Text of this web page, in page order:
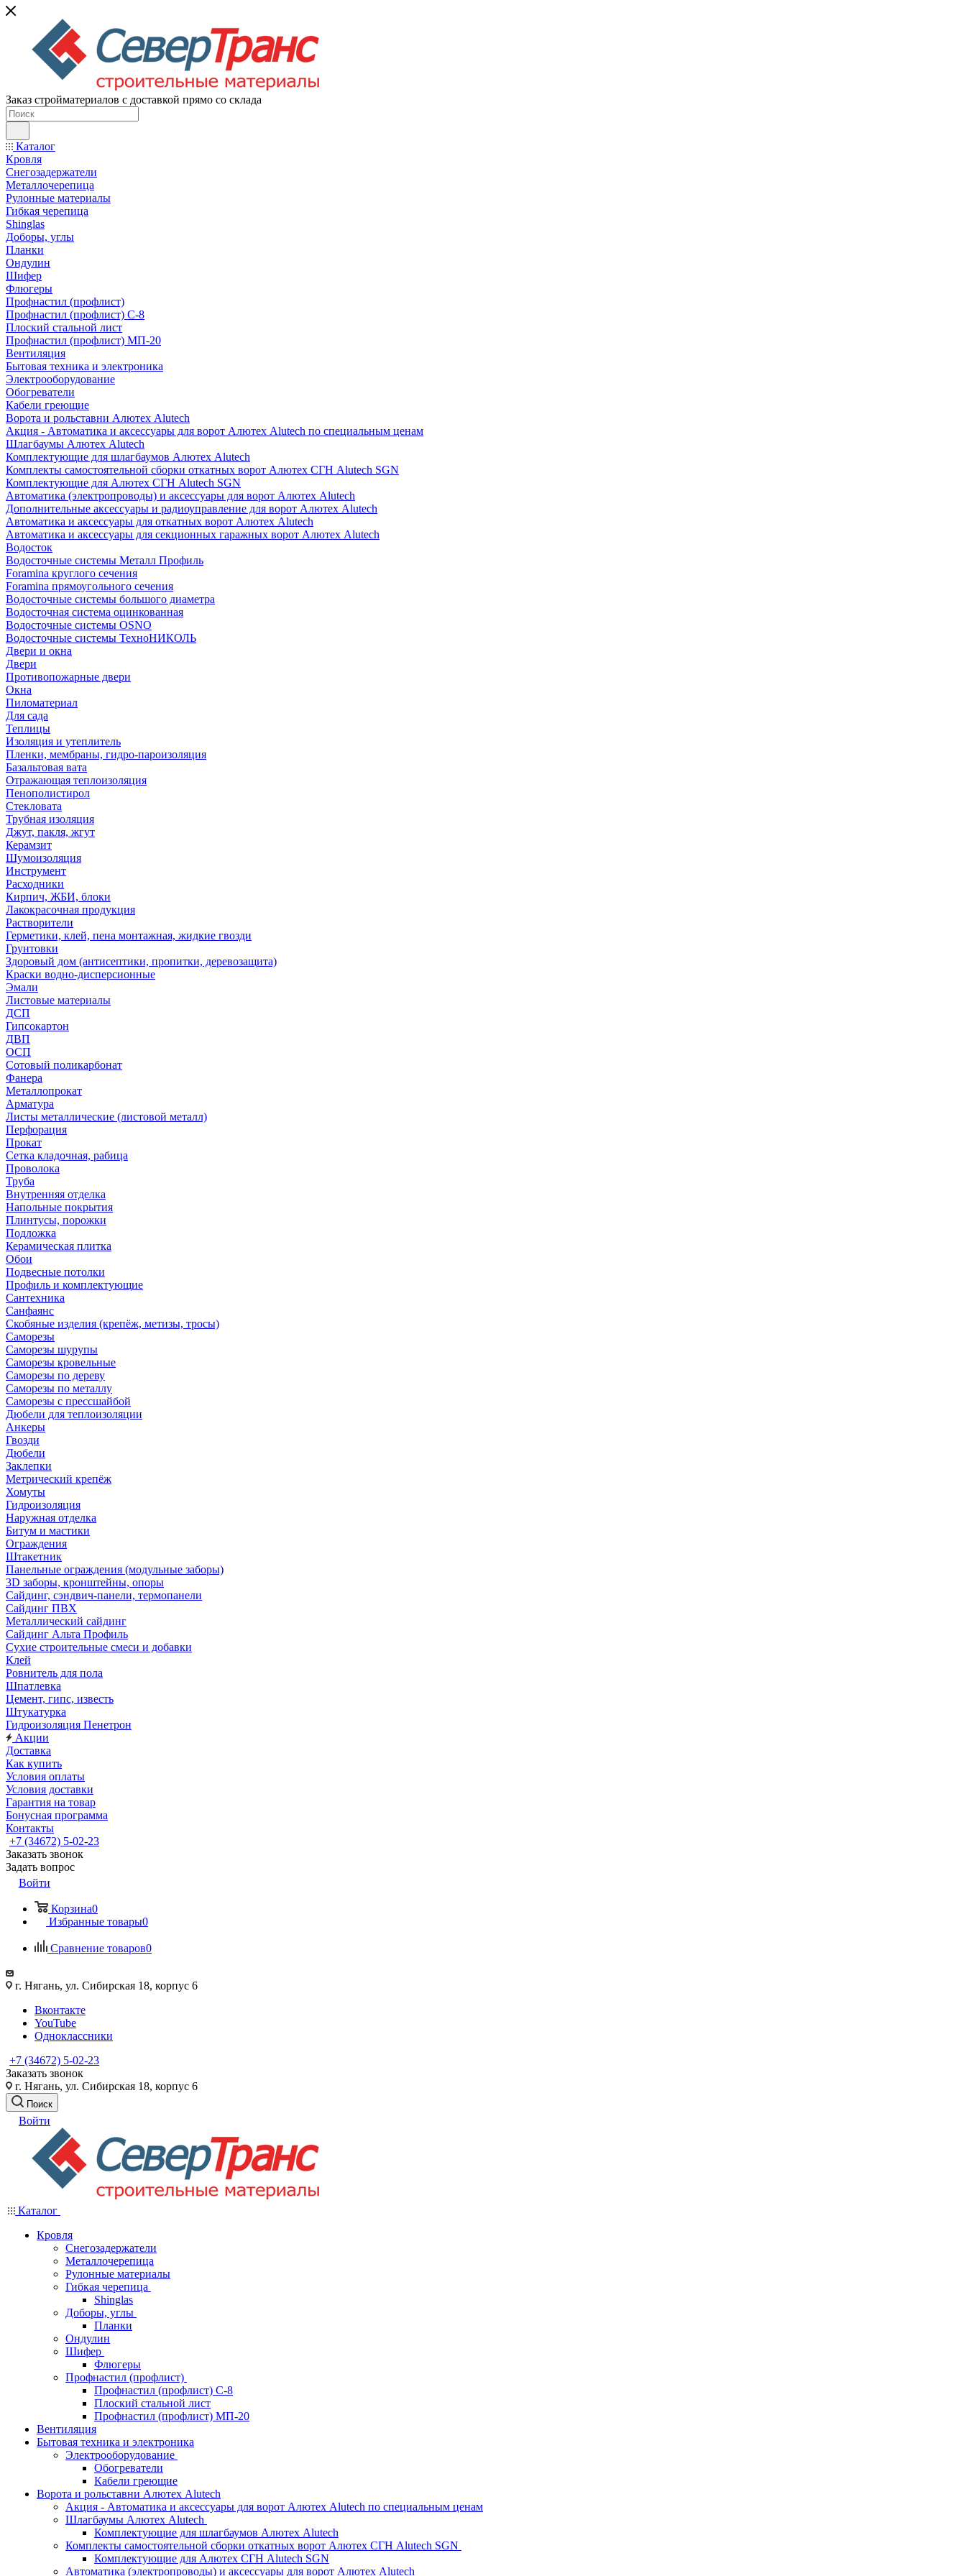
Заказ стройматериалов с доставкой прямо со склада
Каталог
Кровля
Снегозадержатели
Металлочерепица
Рулонные материалы
Гибкая черепица
Shinglas
Доборы, углы
Планки
Ондулин
Шифер
Флюгеры
Профнастил (профлист)
Профнастил (профлист) С-8
Плоский стальной лист
Профнастил (профлист) МП-20
Вентиляция
Бытовая техника и электроника
Электрооборудование
Обогреватели
Кабели греющие
Ворота и рольставни Алютех Alutech
Акция - Автоматика и аксессуары для ворот Алютех Alutech по специальным ценам
Шлагбаумы Алютех Alutech
Комплектующие для шлагбаумов Алютех Alutech
Комплекты самостоятельной сборки откатных ворот Алютех СГН Alutech SGN
Комплектующие для Алютех СГН Alutech SGN
Автоматика (электропроводы) и аксессуары для ворот Алютех Alutech
Дополнительные аксессуары и радиоуправление для ворот Алютех Alutech
Автоматика и аксессуары для откатных ворот Алютех Alutech
Автоматика и аксессуары для секционных гаражных ворот Алютех Alutech
Водосток
Водосточные системы Металл Профиль
Foramina круглого сечения
Foramina прямоугольного сечения
Водосточные системы большого диаметра
Водосточная система оцинкованная
Водосточные системы OSNO
Водосточные системы ТехноНИКОЛЬ
Двери и окна
Двери
Противопожарные двери
Окна
Пиломатериал
Для сада
Теплицы
Изоляция и утеплитель
Пленки, мембраны, гидро-пароизоляция
Базальтовая вата
Отражающая теплоизоляция
Пенополистирол
Стекловата
Трубная изоляция
Джут, пакля, жгут
Керамзит
Шумоизоляция
Инструмент
Расходники
Кирпич, ЖБИ, блоки
Лакокрасочная продукция
Растворители
Герметики, клей, пена монтажная, жидкие гвозди
Грунтовки
Здоровый дом (антисептики, пропитки, деревозащита)
Краски водно-дисперсионные
Эмали
Листовые материалы
ДСП
Гипсокартон
ДВП
ОСП
Сотовый поликарбонат
Фанера
Металлопрокат
Арматура
Листы металлические (листовой металл)
Перфорация
Прокат
Сетка кладочная, рабица
Проволока
Труба
Внутренняя отделка
Напольные покрытия
Плинтусы, порожки
Подложка
Керамическая плитка
Обои
Подвесные потолки
Профиль и комплектующие
Сантехника
Санфаянс
Скобяные изделия (крепёж, метизы, тросы)
Саморезы
Саморезы шурупы
Саморезы кровельные
Саморезы по дереву
Саморезы по металлу
Саморезы с прессшайбой
Дюбели для теплоизоляции
Анкеры
Гвозди
Дюбели
Заклепки
Метрический крепёж
Хомуты
Гидроизоляция
Наружная отделка
Битум и мастики
Ограждения
Штакетник
Панельные ограждения (модульные заборы)
3D заборы, кронштейны, опоры
Cайдинг, сэндвич-панели, термопанели
Сайдинг ПВХ
Металлический сайдинг
Сайдинг Альта Профиль
Сухие строительные смеси и добавки
Клей
Ровнитель для пола
Шпатлевка
Цемент, гипс, известь
Штукатурка
Гидроизоляция Пенетрон
Акции
Доставка
Как купить
Условия оплаты
Условия доставки
Гарантия на товар
Бонусная программа
Контакты
+7 (34672) 5-02-23
Заказать звонок
Задать вопрос
Войти
Корзина0
Избранные товары0
Сравнение товаров0
г. Нягань, ул. Сибирская 18, корпус 6
Вконтакте
YouTube
Одноклассники
+7 (34672) 5-02-23
Заказать звонок
г. Нягань, ул. Сибирская 18, корпус 6
Поиск
Войти
Каталог
Кровля
Снегозадержатели
Металлочерепица
Рулонные материалы
Гибкая черепица
Shinglas
Доборы, углы
Планки
Ондулин
Шифер
Флюгеры
Профнастил (профлист)
Профнастил (профлист) С-8
Плоский стальной лист
Профнастил (профлист) МП-20
Вентиляция
Бытовая техника и электроника
Электрооборудование
Обогреватели
Кабели греющие
Ворота и рольставни Алютех Alutech
Акция - Автоматика и аксессуары для ворот Алютех Alutech по специальным ценам
Шлагбаумы Алютех Alutech
Комплектующие для шлагбаумов Алютех Alutech
Комплекты самостоятельной сборки откатных ворот Алютех СГН Alutech SGN
Комплектующие для Алютех СГН Alutech SGN
Автоматика (электропроводы) и аксессуары для ворот Алютех Alutech